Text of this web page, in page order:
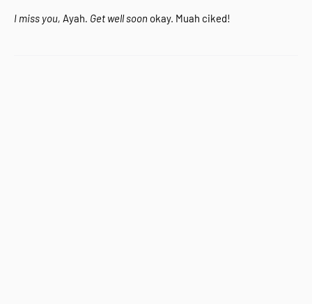
I miss you, Ayah. Get well soon okay. Muah ciked!